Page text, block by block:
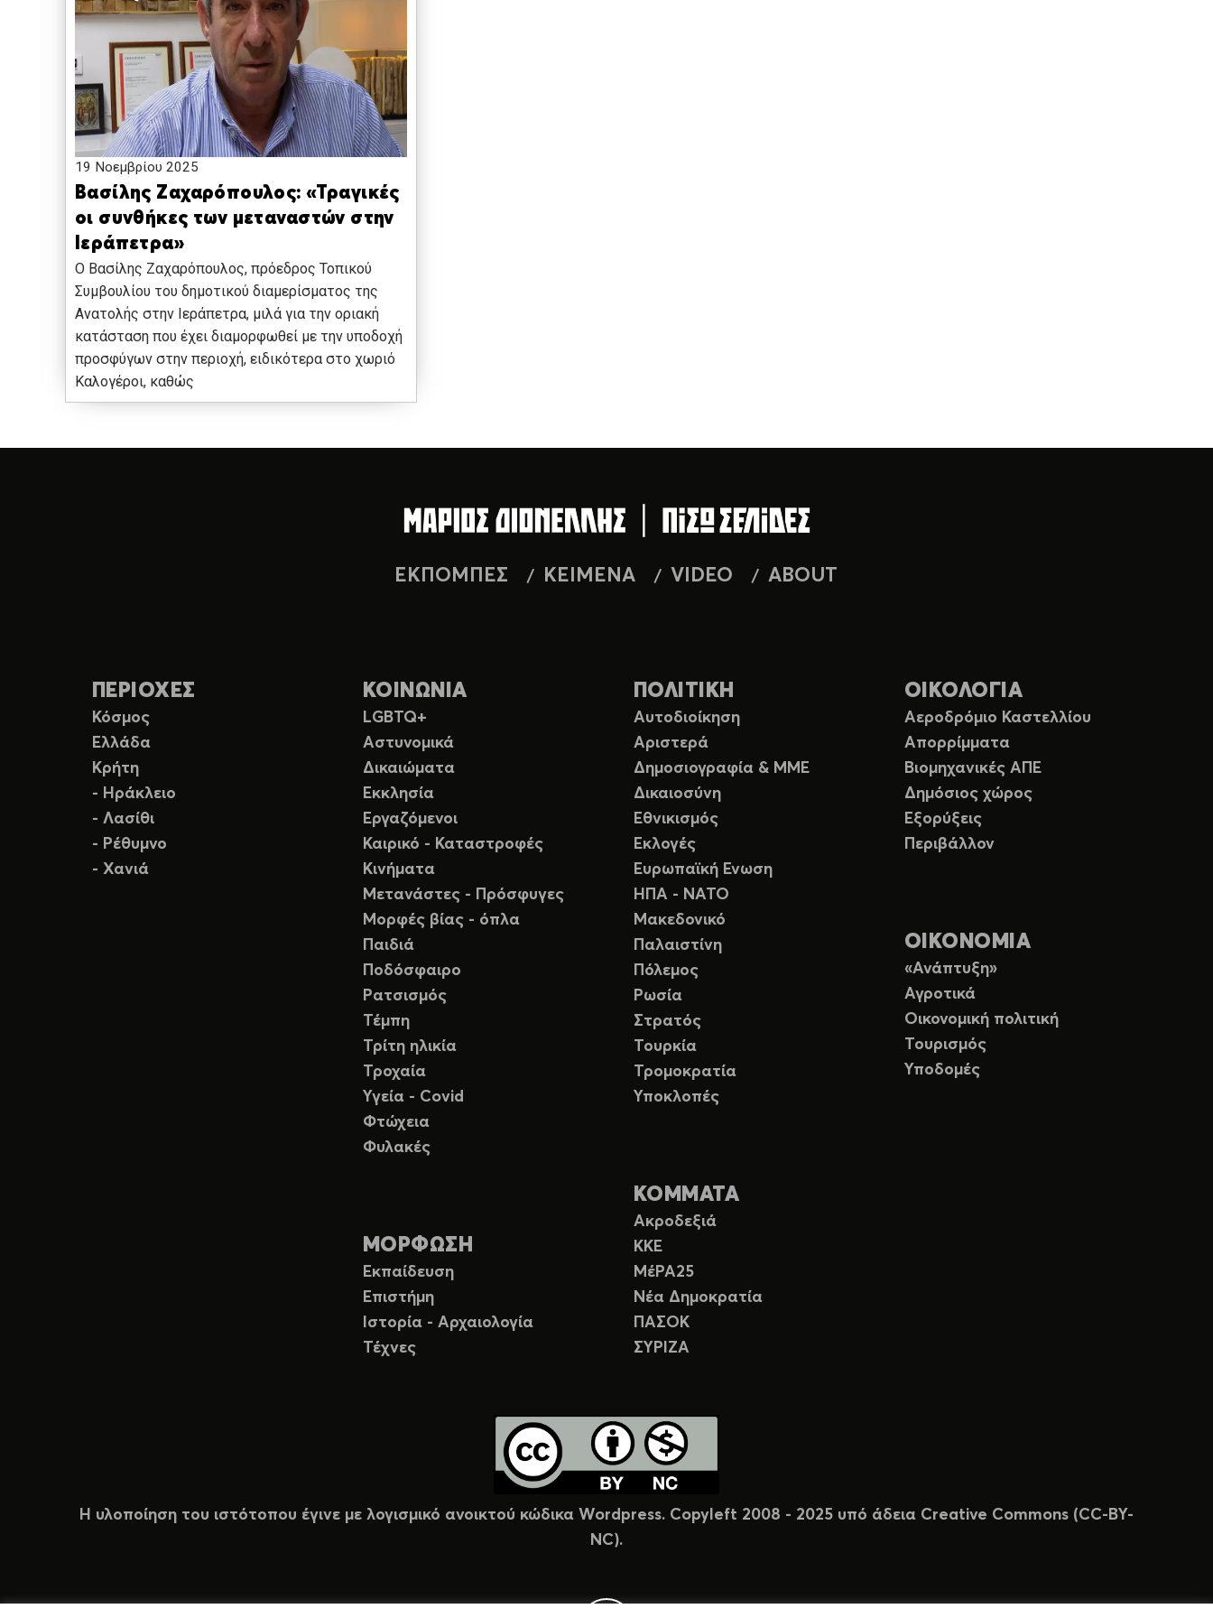
19 Νοεμβρίου 2025
Βασίλης Ζαχαρόπουλος: «Τραγικές
οι συνθήκες των μεταναστών στην
Ιεράπετρα»
O Βασίλης Ζαχαρόπουλος, πρόεδρος Τοπικού
Συμβουλίου του δημοτικού διαμερίσματος της
Ανατολής στην Ιεράπετρα, μιλά για την οριακή
κατάσταση που έχει διαμορφωθεί με την υποδοχή
προσφύγων στην περιοχή, ειδικότερα στο χωριό
Καλογέροι, καθώς
ΕΚΠΟΜΠΕΣ ΚΕΙΜΕΝΑ VIDEO ABOUT
ΠΕΡΙΟΧΕΣ
Κόσμος
Ελλάδα
Κρήτη
- Ηράκλειο
- Λασίθι
- Ρέθυμνο
- Χανιά
ΚΟΙΝΩΝΙΑ
LGBTQ+
Αστυνομικά
Δικαιώματα
Εκκλησία
Εργαζόμενοι
Καιρικό - Καταστροφές
Κινήματα
Μετανάστες - Πρόσφυγες
Μορφές βίας - όπλα
Παιδιά
Ποδόσφαιρο
Ρατσισμός
Τέμπη
Τρίτη ηλικία
Τροχαία
Υγεία - Covid
Φτώχεια
Φυλακές
ΜΟΡΦΩΣΗ
Εκπαίδευση
Επιστήμη
Ιστορία - Αρχαιολογία
Τέχνες
ΠΟΛΙΤΙΚΗ
Αυτοδιοίκηση
Αριστερά
Δημοσιογραφία & ΜΜΕ
Δικαιοσύνη
Εθνικισμός
Εκλογές
Ευρωπαϊκή Ενωση
ΗΠΑ - ΝΑΤΟ
Μακεδονικό
Παλαιστίνη
Πόλεμος
Ρωσία
Στρατός
Τουρκία
Τρομοκρατία
Υποκλοπές
ΚΟΜΜΑΤΑ
Ακροδεξιά
ΚΚΕ
ΜέΡΑ25
Νέα Δημοκρατία
ΠΑΣΟΚ
ΣΥΡΙΖΑ
ΟΙΚΟΛΟΓΙΑ
Αεροδρόμιο Καστελλίου
Απορρίμματα
Βιομηχανικές ΑΠΕ
Δημόσιος χώρος
Εξορύξεις
Περιβάλλον
ΟΙΚΟΝΟΜΙΑ
«Ανάπτυξη»
Αγροτικά
Οικονομική πολιτική
Τουρισμός
Υποδομές
Η υλοποίηση του ιστότοπου έγινε με λογισμικό ανοικτού κώδικα Wordpress. Copyleft 2008 - 2025 υπό άδεια Creative Commons (CC-BY-
NC).